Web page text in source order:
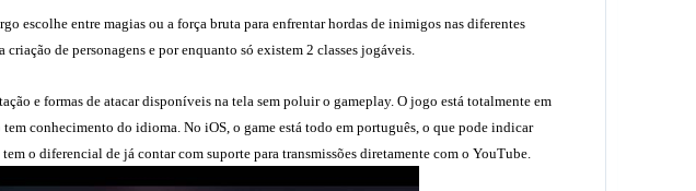
escolhe entre magias ou a força bruta para enfrentar hordas de inimigos nas diferentes
de personagens e por enquanto só existem 2 classes jogáveis.
e formas de atacar disponíveis na tela sem poluir o gameplay. O jogo está totalmente em
conhecimento do idioma. No iOS, o game está todo em português, o que pode indicar
o diferencial de já contar com suporte para transmissões diretamente com o YouTube.